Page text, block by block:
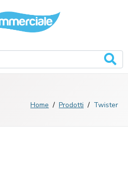
Home Prodotti Twister